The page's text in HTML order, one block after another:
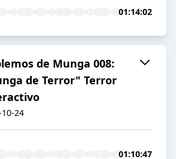
01:14:02
de Munga 008:
de Terror" Terror
24
01:10:47